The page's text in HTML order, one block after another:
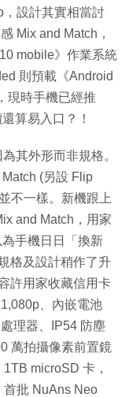
設計其實相當討
Mix and Match，
mobile》作業系統
則預載《Android
現時手機已經推
算易入口？！
其外形而非規格。
(另設 Flip
不一樣。新機跟上
and Match，用家
手機日日「換新
格及設計稍作了升
許用家收藏信用卡
、內嵌電池
理器、IP54 防塵
萬拍攝像素前置鏡
microSD 卡，
首批 NuAns Neo